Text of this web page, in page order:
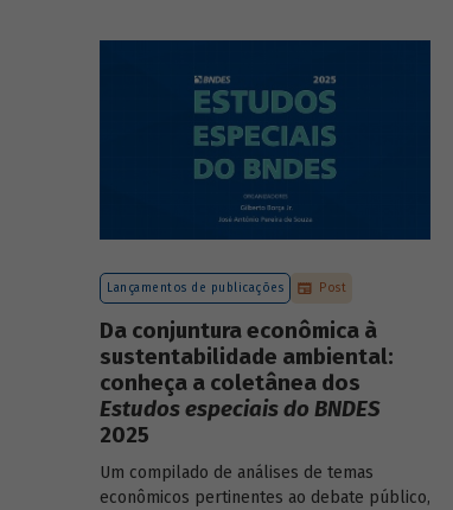
Lançamentos de publicações Post
Da conjuntura econômica à
sustentabilidade ambiental:
conheça a coletânea dos
Estudos especiais do BNDES
2025
Um compilado de análises de temas
econômicos pertinentes ao debate público,